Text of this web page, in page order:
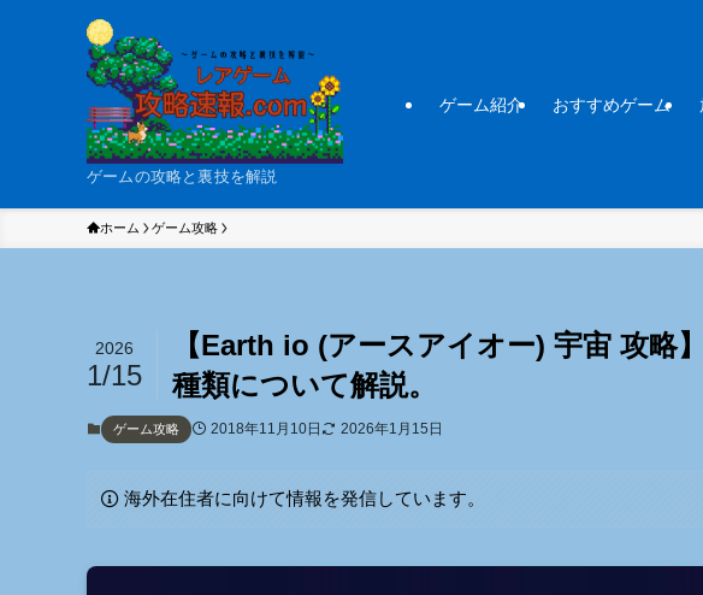
ゲームの攻略と裏技を解説
ゲーム紹介 おすすめゲーム
ホーム ゲーム攻略
【Earth io (アースアイオー) 宇宙 攻略
種類について解説。
2026
1/15
ゲーム攻略 2018年11月10日 2026年1月15日
海外在住者に向けて情報を発信しています。